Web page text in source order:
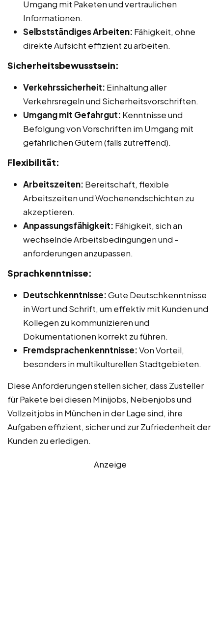
Umgang mit Paketen und vertraulichen
Informationen.
Selbstständiges Arbeiten: Fähigkeit, ohne
direkte Aufsicht effizient zu arbeiten.
Sicherheitsbewusstsein:
Verkehrssicherheit: Einhaltung aller
Verkehrsregeln und Sicherheitsvorschriften.
Umgang mit Gefahrgut: Kenntnisse und
Befolgung von Vorschriften im Umgang mit
gefährlichen Gütern (falls zutreffend).
Flexibilität:
Arbeitszeiten: Bereitschaft, flexible
Arbeitszeiten und Wochenendschichten zu
akzeptieren.
Anpassungsfähigkeit: Fähigkeit, sich an
wechselnde Arbeitsbedingungen und -
anforderungen anzupassen.
Sprachkenntnisse:
Deutschkenntnisse:Gute Deutschkenntnisse
in Wort und Schrift, um effektiv mit Kunden und
Kollegen zu kommunizieren und
Dokumentationen korrekt zu führen.
Fremdsprachenkenntnisse:Von Vorteil,
besonders in multikulturellen Stadtgebieten.
Diese Anforderungen stellen sicher, dass Zusteller
für Pakete bei diesen Minijobs, Nebenjobs und
Vollzeitjobs in München in der Lage sind, ihre
Aufgaben effizient, sicher und zur Zufriedenheit der
Kunden zu erledigen.
Anzeige